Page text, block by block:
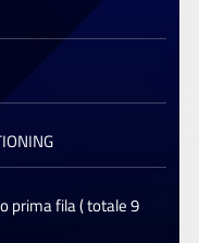
prima fila ( totale 9